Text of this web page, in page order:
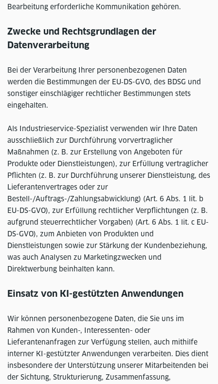
Bearbeitung erforderliche Kommunikation gehören.
Zwecke und Rechtsgrundlagen der
Datenverarbeitung
Bei der Verarbeitung Ihrer personenbezogenen Daten
werden die Bestimmungen der EU‑DS-GVO, des BDSG und
sonstiger einschlägiger rechtlicher Bestimmungen stets
eingehalten.
Als Industrieservice-Spezialist verwenden wir Ihre Daten
ausschließlich zur Durchführung vorvertraglicher
Maßnahmen (z. B. zur Erstellung von Angeboten für
Produkte oder Dienstleistungen), zur Erfüllung vertraglicher
Pflichten (z. B. zur Durchführung unserer Dienstleistung, des
Lieferantenvertrages oder zur
Bestell-/Auftrags-/Zahlungsabwicklung) (Art. 6 Abs. 1 lit. b
EU-DS-GVO), zur Erfüllung rechtlicher Verpflichtungen (z. B.
aufgrund steuerrechtlicher Vorgaben) (Art. 6 Abs. 1 lit. c EU-
DS-GVO), zum Anbieten von Produkten und
Dienstleistungen sowie zur Stärkung der Kundenbeziehung,
was auch Analysen zu Marketingzwecken und
Direktwerbung beinhalten kann.
Einsatz von KI-gestützten Anwendungen
Wir können personenbezogene Daten, die Sie uns im
Rahmen von Kunden-, Interessenten- oder
Lieferantenanfragen zur Verfügung stellen, auch mithilfe
interner KI-gestützter Anwendungen verarbeiten. Dies dient
insbesondere der Unterstützung unserer Mitarbeitenden bei
der Sichtung, Strukturierung, Zusammenfassung,